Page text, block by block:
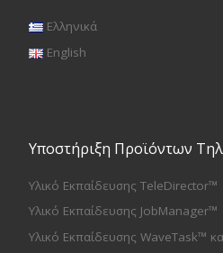
Ελληνικά
English
Υποστήριξη Προϊόντων
Υλικό Εκπαίδευσης TeleDirector™
Υλικό Εκπαίδευσης JobManager™
Υλικό Εκπαίδευσης WaveTask™